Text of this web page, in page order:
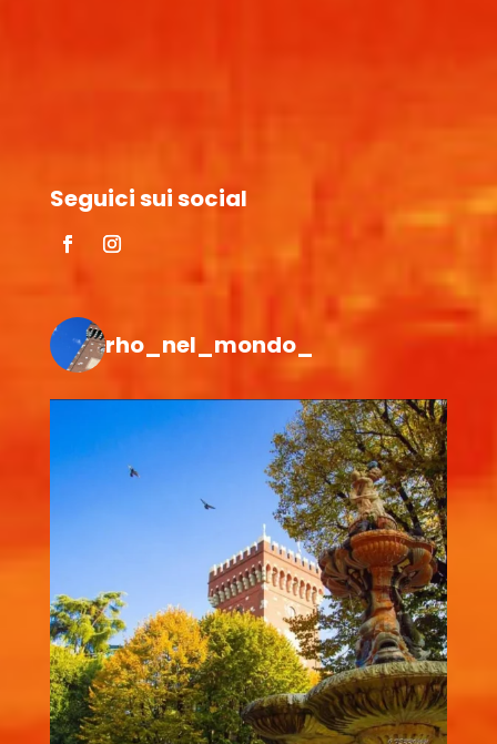
Seguici sui social
rho_nel_mondo_